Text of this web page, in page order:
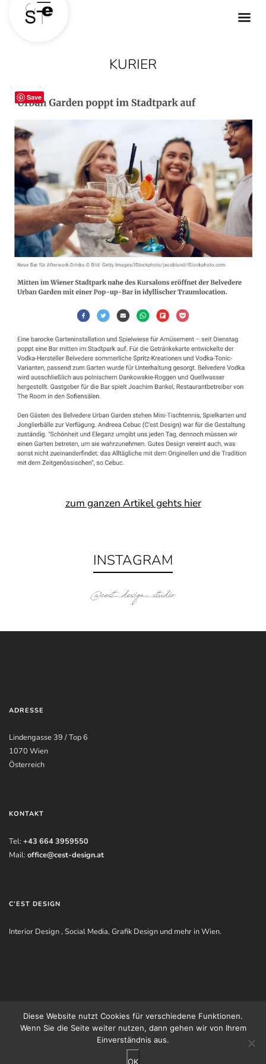
KURIER
zum ganzen Artikel gehts hier
INSTAGRAM
@cest_design_studio
ADRESSE
Lindengasse 39 / Top 6
1070 Wien
Österreich
KONTAKT
Tel: +43 664 3959550
Mail: office@cest-design.at
C’EST DESIGN
Interior Design , Social Media, Grafik Design und mehr in Wien.
Diese Website nutzt Cookies für verschiedene Funktionen.
Wenn Sie die Seite weiter nutzen, dann gehen wir von Ihrem
Einverständnis aus.
OK
Save